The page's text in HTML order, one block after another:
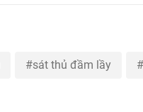
sát thủ đầm lầy